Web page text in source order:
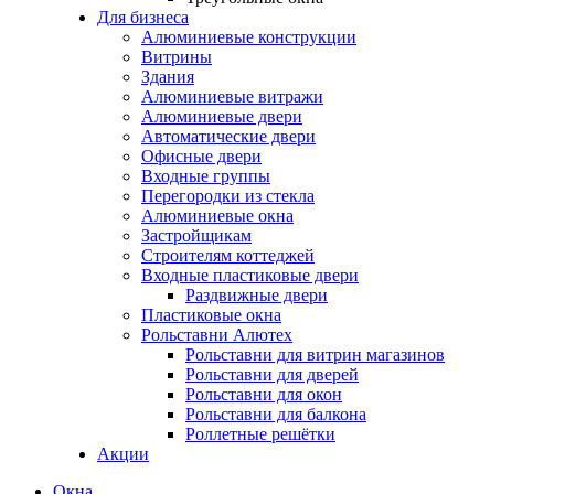
Для бизнеса
Алюминиевые конструкции
Витрины
Здания
Алюминиевые витражи
Алюминиевые двери
Автоматические двери
Офисные двери
Входные группы
Перегородки из стекла
Алюминиевые окна
Застройщикам
Строителям коттеджей
Входные пластиковые двери
Раздвижные двери
Пластиковые окна
Рольставни Алютех
Рольставни для витрин магазинов
Рольставни для дверей
Рольставни для окон
Рольставни для балкона
Роллетные решётки
Акции